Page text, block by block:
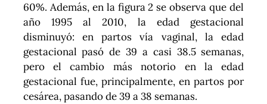
60%. Además, en la figura 2 se observa que del
año 1995 al 2010, la edad gestacional
disminuyó: en partos vía vaginal, la edad
gestacional pasó de 39 a casi 38.5 semanas,
pero el cambio más notorio en la edad
gestacional fue, principalmente, en partos por
cesárea, pasando de 39 a 38 semanas.